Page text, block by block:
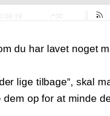
du har lavet noget
lige tilbage”, skal
op for at minde